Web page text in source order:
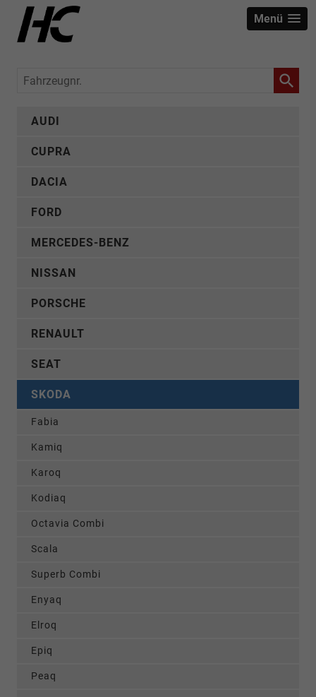
Menü
Fahrzeugnr.
AUDI
CUPRA
DACIA
FORD
MERCEDES-BENZ
NISSAN
PORSCHE
RENAULT
SEAT
SKODA
Fabia
Kamiq
Karoq
Kodiaq
Octavia Combi
Scala
Superb Combi
Enyaq
Elroq
Epiq
Peaq